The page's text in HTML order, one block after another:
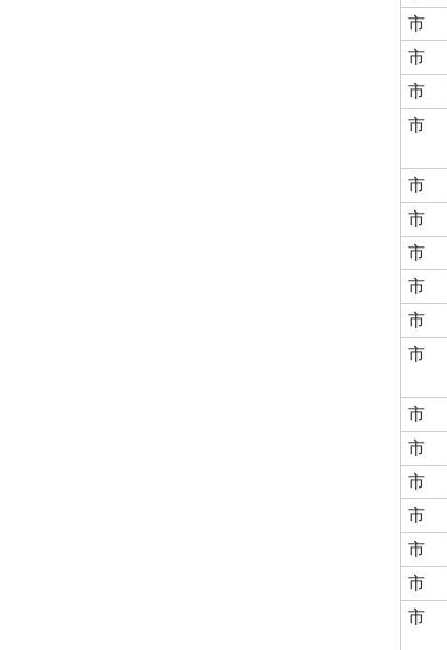
市
市
市
市
市
市
市
市
市
市
市
市
市
市
市
市
市